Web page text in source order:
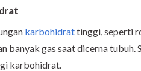
karbohidrattinggi, seperti
banyak gas saat dicerna
karbohidrat.